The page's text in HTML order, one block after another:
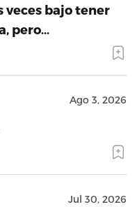
veces bajo tener
pero…
Ago 3, 2026
Jul 30, 2026